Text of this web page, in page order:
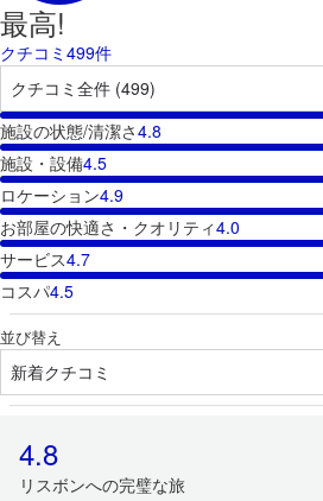
最高!
クチコミ499件
施設の状態/清潔さ4.8
施設・設備4.5
ロケーション4.9
お部屋の快適さ・クオリティ4.0
サービス4.7
コスパ4.5
並び替え
4.8
リスボンへの完璧な旅